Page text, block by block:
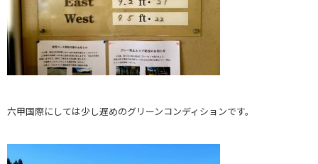
六甲国際にしては少し遅めのグリーンコンディションです。